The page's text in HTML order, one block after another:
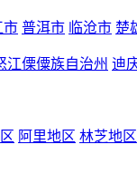
市 普洱市 临沧市 楚
江傈僳族自治州 迪
阿里地区 林芝地区